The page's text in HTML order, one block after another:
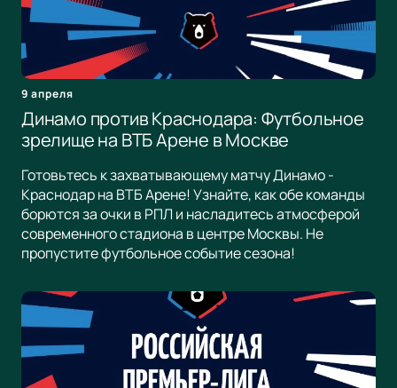
9 апреля
Динамо против Краснодара: Футбольное
зрелище на ВТБ Арене в Москве
Готовьтесь к захватывающему матчу Динамо -
Краснодар на ВТБ Арене! Узнайте, как обе команды
борются за очки в РПЛ и насладитесь атмосферой
современного стадиона в центре Москвы. Не
пропустите футбольное событие сезона!